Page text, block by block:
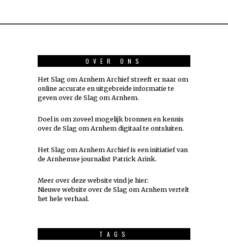
OVER ONS
Het Slag om Arnhem Archief streeft er naar om
online accurate en uitgebreide informatie te
geven over de Slag om Arnhem.
Doel is om zoveel mogelijkbronnen en kennis
over de Slag om Arnhem digitaal te ontsluiten.
Het Slag om Arnhem Archief is een initiatief van
de Arnhemse journalist Patrick Arink.
Meer over deze website vind je hier:
Nieuwe website over de Slag om Arnhem vertelt
het hele verhaal.
TAGS